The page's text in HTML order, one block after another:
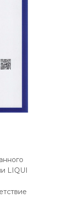
LIQUI